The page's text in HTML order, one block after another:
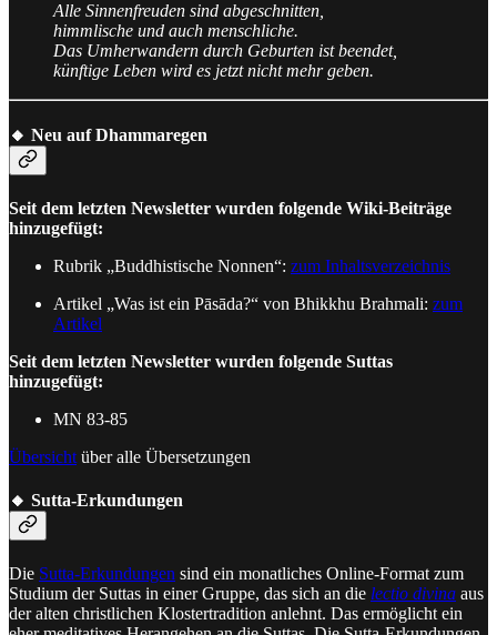
Alle Sinnenfreuden sind abgeschnitten,
himmlische und auch menschliche.
Das Umherwandern durch Geburten ist beendet,
künftige Leben wird es jetzt nicht mehr geben.
🔸 Neu auf Dhammaregen
Seit dem letzten Newsletter wurden folgende Wiki-Beiträge
hinzugefügt:
Rubrik „Buddhistische Nonnen“: zum Inhaltsverzeichnis
Artikel „Was ist ein Pāsāda?“ von Bhikkhu Brahmali: zum
Artikel
Seit dem letzten Newsletter wurden folgende Suttas
hinzugefügt:
MN 83-85
Übersicht über alle Übersetzungen
🔸 Sutta-Erkundungen
Die Sutta-Erkundungen sind ein monatliches Online-Format zum
Studium der Suttas in einer Gruppe, das sich an die lectio divina aus
der alten christlichen Klostertradition anlehnt. Das ermöglicht ein